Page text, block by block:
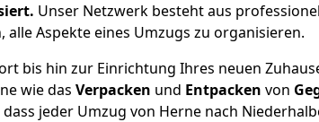
Unser Netzwerk besteht aus
alle Aspekte eines Umzugs zu organisieren.
bis hin zur Einrichtung Ihres neuen
wie das Verpacken und Entpacken von
jeder Umzug von Herne nach